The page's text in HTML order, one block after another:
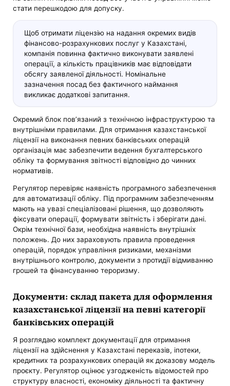
стати перешкодою для допуску.
Щоб отримати ліцензію на надання окремих видів
фінансово-розрахункових послуг у Казахстані,
компанія повинна фактично виконувати заявлені
операції, а кількість працівників має відповідати
обсягу заявленої діяльності. Номінальне
зазначення посад без фактичного наймання
викликає додаткові запитання.
Окремий блок пов’язаний з технічною інфраструктурою та
внутрішніми правилами. Для отримання казахстанської
ліцензії на виконання певних банківських операцій
організація має забезпечити ведення бухгалтерського
обліку та формування звітності відповідно до чинних
нормативів.
Регулятор перевіряє наявність програмного забезпечення
для автоматизації обліку. Під програмним забезпеченням
мають на увазі спеціалізовані рішення, що дозволяють
фіксувати операції, формувати звітність і зберігати дані.
Окрім технічної бази, необхідна наявність внутрішніх
положень. До них зараховують правила проведення
операцій, порядок управління ризиками, механізми
внутрішнього контролю, документи з протидії відмиванню
грошей та фінансуванню тероризму.
Документи: склад пакета для оформлення
казахстанської ліцензії на певні категорії
банківських операцій
Я розглядаю комплект документації для отримання
ліцензії на здійснення у Казахстані переказів, іпотеки,
кредитних та розрахункових операцій як доказову модель
проєкту. Регулятор оцінює узгодженість відомостей про
структуру власності, економіку діяльності та фактичну